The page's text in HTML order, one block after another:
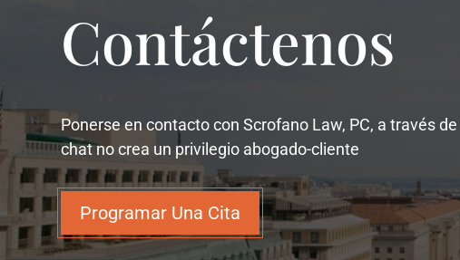
Contáctenos
Ponerse en contacto con Scrofano Law, PC, a través
chat no crea un privilegio abogado-cliente
Programar Una Cita